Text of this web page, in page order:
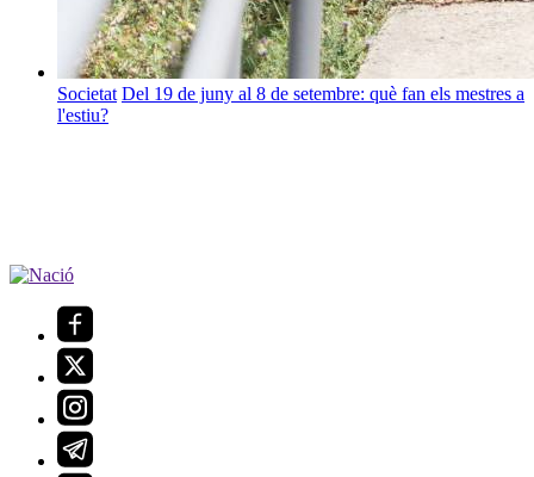
Societat Del 19 de juny al 8 de setembre: què fan els mestres a
l'estiu?